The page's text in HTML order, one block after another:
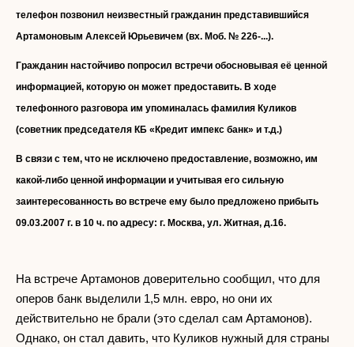
телефон позвонил неизвестный гражданин представившийся
Артамоновым Алексей Юрьевичем (вх. Моб. № 226-...).
Гражданин настойчиво попросил встречи обосновывая её ценной
информацией, которую он может предоставить. В ходе
телефонного разговора им упоминалась фамилия Куликов
(советник председателя КБ «Кредит импекс банк» и т.д.)
В связи с тем, что не исключено предоставление, возможно, им
какой-либо ценной информации и учитывая его сильную
заинтересованность во встрече ему было предложено прибыть
09.03.2007 г. в 10 ч. по адресу: г. Москва, ул. Житная, д.16.
На встрече Артамонов доверительно сообщил, что для
оперов банк выделили 1,5 млн. евро, но они их
действительно не брали (это сделал сам Артамонов).
Однако, он стал давить, что Куликов нужный для страны